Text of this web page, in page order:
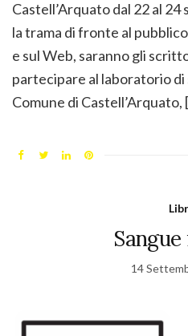
Castell’Arquato dal 22 al
la trama di fronte al
e sul Web, saranno gli
partecipare al laboratorio
Comune di Castell’Arquato,
14